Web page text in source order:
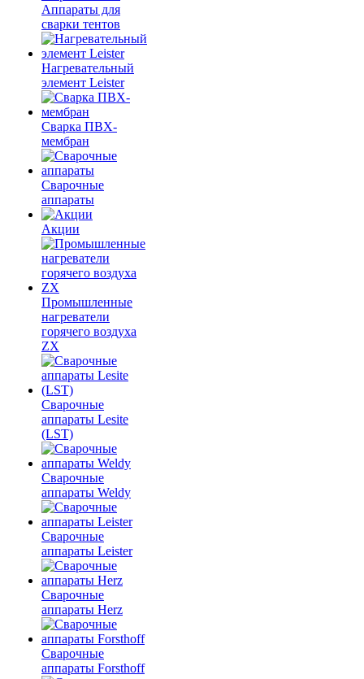
Аппараты для
сварки тентов
Нагревательный
элемент Leister
Сварка ПВХ-
мембран
Сварочные
аппараты
Акции
Промышленные
нагреватели
горячего воздуха
ZX
Сварочные
аппараты Lesite
(LST)
Сварочные
аппараты Weldy
Сварочные
аппараты Leister
Сварочные
аппараты Herz
Сварочные
аппараты Forsthoff